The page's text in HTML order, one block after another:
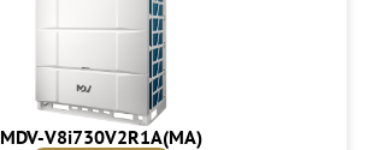
MDV-V8i730V2R1A(MA)